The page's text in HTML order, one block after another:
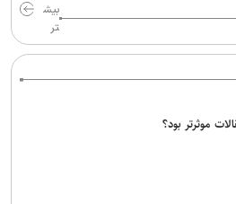
بیش
تر
موثرتر بود؟